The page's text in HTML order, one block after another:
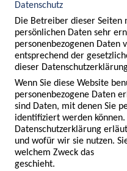
Datenschutz
Die Betreiber dieser Seiten
persönlichen Daten sehr
personenbezogenen Daten
entsprechend der
dieser
Wenn Sie diese Website
personenbezogene Daten
sind Daten, mit denen Sie
identifiziert werden
Datenschutzerklärung
und wofür wir sie nutzen.
welchem Zweck das
geschieht.